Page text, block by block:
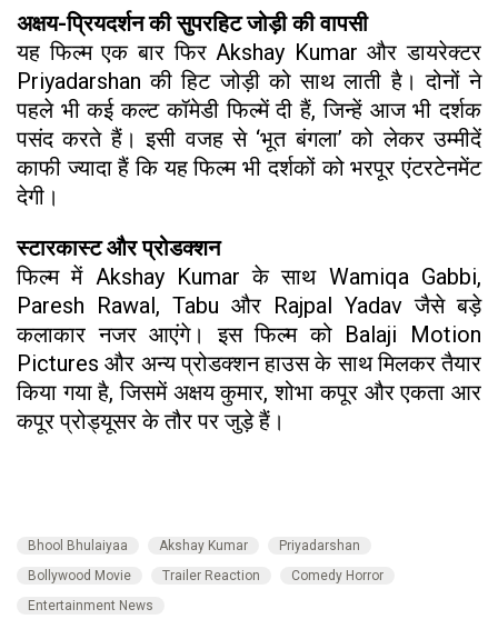
अक्षय-प्रियदर्शन की सुपरहिट जोड़ी की वापसी
यह फिल्म एक बार फिर Akshay Kumar और डायरेक्टर
Priyadarshan की हिट जोड़ी को साथ लाती है। दोनों ने
पहले भी कई कल्ट कॉमेडी फिल्में दी हैं, जिन्हें आज भी दर्शक
पसंद करते हैं। इसी वजह से ‘भूत बंगला’ को लेकर उम्मीदें
काफी ज्यादा हैं कि यह फिल्म भी दर्शकों को भरपूर एंटरटेनमेंट
देगी।
स्टारकास्ट और प्रोडक्शन
फिल्म में Akshay Kumar के साथ Wamiqa Gabbi,
Paresh Rawal, Tabu और Rajpal Yadav जैसे बड़े
कलाकार नजर आएंगे। इस फिल्म को Balaji Motion
Pictures और अन्य प्रोडक्शन हाउस के साथ मिलकर तैयार
किया गया है, जिसमें अक्षय कुमार, शोभा कपूर और एकता आर
कपूर प्रोड्यूसर के तौर पर जुड़े हैं।
Bhool Bhulaiyaa Akshay Kumar
Priyadarshan
Bollywood Movie
Trailer Reaction
Comedy Horror
Entertainment News